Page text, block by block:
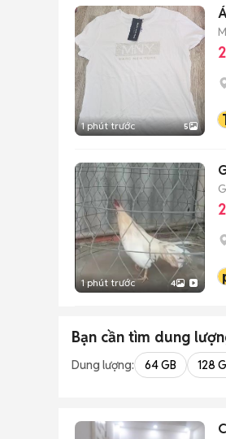
1 phút trước 5
1 phút trước 4
Bạn cần tìm dung
Dung lượng: 64 GB 128